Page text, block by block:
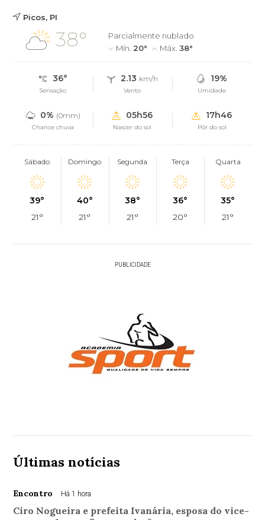
Picos, PI
38°
Parcialmente nublado
Mín. 20° Máx.38°
36°
Sensação
2.13 km/h
Vento
19%
Umidade
0% (0mm)
Chance chuva
05h56
Nascer do sol
17h46
Pôr do sol
Sábado
39°
21°
Domingo
40°
21°
Segunda
38°
21°
Terça
36°
20°
Quarta
35°
21°
PUBLICIDADE
Últimas notícias
Encontro Há 1 hora
Ciro Nogueira e prefeita Ivanária, esposa do vice-